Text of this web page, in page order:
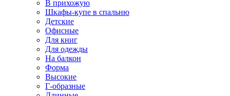
В прихожую
Шкафы-купе в спальню
Детские
Офисные
Для книг
Для одежды
На балкон
Форма
Высокие
Г-образные